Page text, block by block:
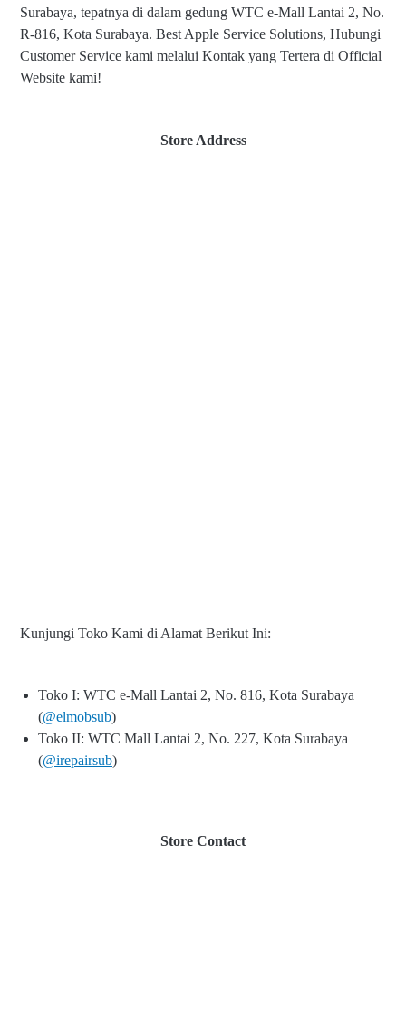
Surabaya, tepatnya di dalam gedung WTC e-Mall Lantai 2, No.
R-816, Kota Surabaya. Best Apple Service Solutions, Hubungi
Customer Service kami melalui Kontak yang Tertera di Official
Website kami!
Store Address
Kunjungi Toko Kami di Alamat Berikut Ini:
Toko I: WTC e-Mall Lantai 2, No. 816, Kota Surabaya
(@elmobsub)
Toko II: WTC Mall Lantai 2, No. 227, Kota Surabaya
(@irepairsub)
Store Contact